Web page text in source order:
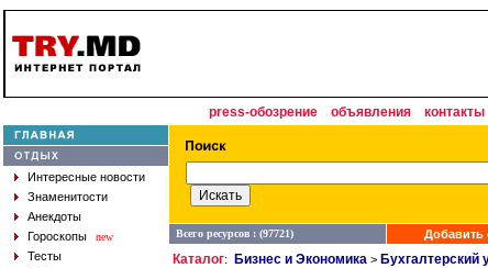
press-обозрение объявления контакты
Интересные новости
Знаменитости
Анекдоты
Гороскопы
new
Тесты
Всего ресурсов : (97721) Добавить
Каталог: Бизнес и Экономика > Бухгалтерский